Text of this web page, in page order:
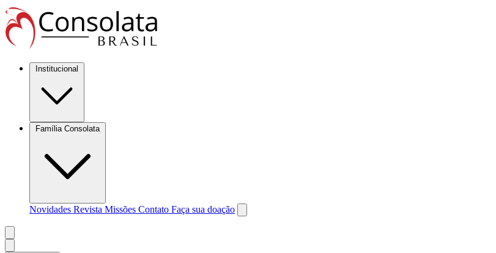
Institucional
Família Consolata
Novidades Revista Missões Contato Faça sua doação